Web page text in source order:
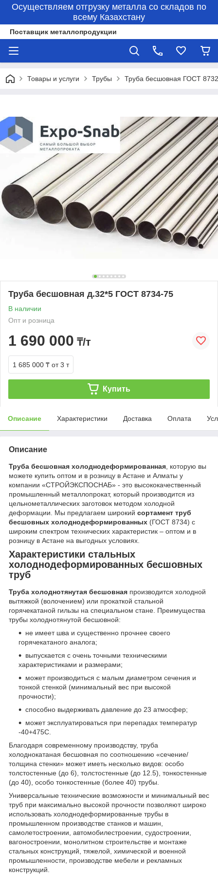
Осуществляем отгрузку металла со складов по
всему Казахстану
Поставщик металлопродукции
Товары и услуги Трубы Труба бесшовная ГОСТ
Труба бесшовная д.32*5 ГОСТ 8734-75
В наличии
Опт и розница
1 690 000 ₸/т
1 685 000 ₸ от 3 т
Купить
Описание Характеристики Доставка Оплата
Описание
Труба бесшовная холоднодеформированная , которую вы
можете купить оптом и в розницу в Астане и Алматы у
компании «СТРОЙЭКСПОСНАБ» - это высококачественный
промышленный металлопрокат, который производится из
цельнометаллических заготовок методом холодной
деформации. Мы предлагаем широкий сортамент труб
бесшовных холоднодеформированных (ГОСТ 8734) с
широким спектром технических характеристик – оптом и в
розницу в Астане на выгодных условиях.
Характеристики стальных
холоднодеформированных бесшовных
труб
Труба холоднотянутая бесшовная производится холодной
вытяжкой (волочением) или прокаткой стальной
горячекатаной гильзы на специальном стане. Преимущества
трубы холоднотянутой бесшовной:
не имеет шва и существенно прочнее своего
горячекатаного аналога;
выпускается с очень точными техническими
характеристиками и размерами;
может производиться с малым диаметром сечения и
тонкой стенкой (минимальный вес при высокой
прочности);
способно выдерживать давление до 23 атмосфер;
может эксплуатироваться при перепадах температур
-40+475С.
Благодаря современному производству, труба
холоднокатаная бесшовная по соотношению «сечение/
толщина стенки» может иметь несколько видов: особо
толстостенные (до 6), толстостенные (до 12.5), тонкостенные
(до 40), особо тонкостенные (более 40) трубы.
Универсальные технические возможности и минимальный вес
труб при максимально высокой прочности позволяют широко
использовать холоднодеформированные трубы в
промышленном производстве станков и машин,
самолетостроении, автомобилестроении, судостроении,
вагоностроении, монолитном строительстве и монтаже
стальных конструкций, тяжелой, химической и военной
промышленности, производстве мебели и рекламных
конструкций.